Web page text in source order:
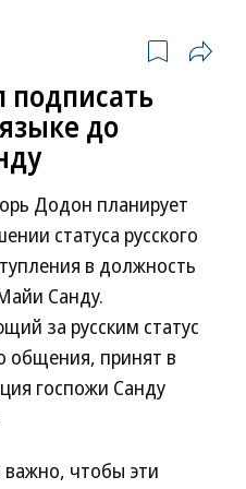
до
Додон планирует
статуса русского
в должность
Санду.
за русским статус
общения, принят в
госпожи Санду
чтобы эти